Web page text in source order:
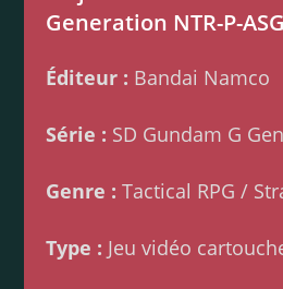
Generation NTR-P-
Éditeur : Bandai Namco
Série : SD Gundam G
Genre : Tactical RPG /
Type : Jeu vidéo